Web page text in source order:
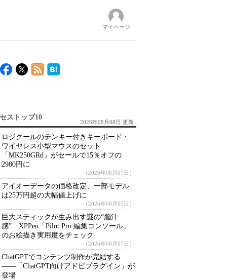
マイページ
ストップ10
2026年08月08日 更新
ロジクールのテンキー付きキーボード・
ワイヤレス小型マウスのセット
「MK250GRd」がセールで15％オフの
2980円に
（2026年08月07日）
アイオーデータの価格改定、一部モデル
は25万円超の大幅値上げに
（2026年08月05日）
巨大スティックが生み出す謎の“脳汁
感” XPPen「Pilot Pro 編集コンソール」
のお絵描き実用度をチェック
（2026年08月07日）
ChatGPTでコンテンツ制作が完結する
――「ChatGPT向けアドビプラグイン」が
登場